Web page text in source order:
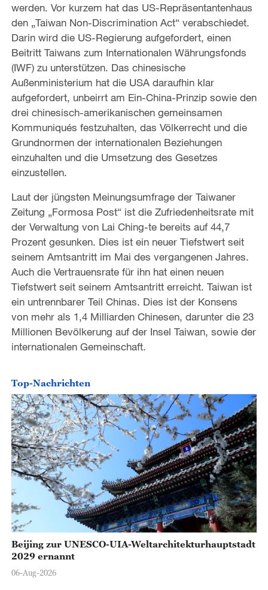
werden. Vor kurzem hat das US-Repräsentantenhaus
den „Taiwan Non-Discrimination Act“ verabschiedet.
Darin wird die US-Regierung aufgefordert, einen
Beitritt Taiwans zum Internationalen Währungsfonds
(IWF) zu unterstützen. Das chinesische
Außenministerium hat die USA daraufhin klar
aufgefordert, unbeirrt am Ein-China-Prinzip sowie den
drei chinesisch-amerikanischen gemeinsamen
Kommuniqués festzuhalten, das Völkerrecht und die
Grundnormen der internationalen Beziehungen
einzuhalten und die Umsetzung des Gesetzes
einzustellen.
Laut der jüngsten Meinungsumfrage der Taiwaner
Zeitung „Formosa Post“ ist die Zufriedenheitsrate mit
der Verwaltung von Lai Ching-te bereits auf 44,7
Prozent gesunken. Dies ist ein neuer Tiefstwert seit
seinem Amtsantritt im Mai des vergangenen Jahres.
Auch die Vertrauensrate für ihn hat einen neuen
Tiefstwert seit seinem Amtsantritt erreicht. Taiwan ist
ein untrennbarer Teil Chinas. Dies ist der Konsens
von mehr als 1,4 Milliarden Chinesen, darunter die 23
Millionen Bevölkerung auf der Insel Taiwan, sowie der
internationalen Gemeinschaft.
Top-Nachrichten
Beijing zur UNESCO-UIA-Weltarchitekturhauptstadt
2029 ernannt
06-Aug-2026